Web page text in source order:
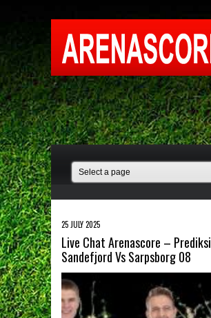
25 JULY 2025
Live Chat Arenascore – Prediksi
Sandefjord Vs Sarpsborg 08